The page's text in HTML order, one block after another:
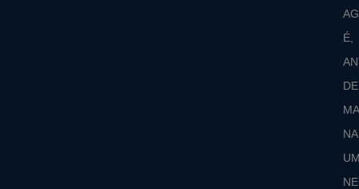
É,
DE